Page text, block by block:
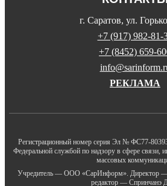
г. Саратов, ул.
+7 (917) 982-81-
+7 (8452) 659-
РЕКЛАМА
Регистрационный номер серия Эл № ФС77-
Федеральной службой по надзору в сфере связи,
массовых
Учредитель — ООО «СарИнформ». Директор
редактор — Спринчанэ